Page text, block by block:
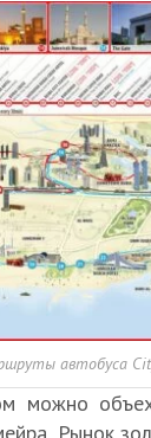
автобуса
можно